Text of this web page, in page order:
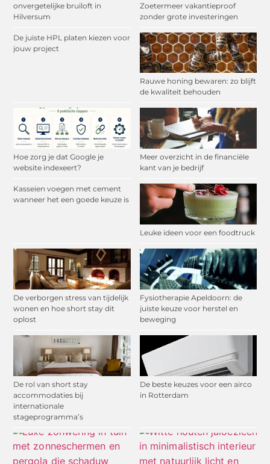
onvergetelijke bruiloft in
Hilversum
Zoetermeer vakantieproof
zonder grote investeringen
De juiste HPL platen kiezen voor
jouw project
Rauwe honing bewaren: zo blijft
de kwaliteit behouden
Hoe zorg je dat Google je
website indexeert?
Meer overzicht in de financiële
kant van je bedrijf
Kasseien voegen met cement
wanneer het een goede keuze is
Leuke ideen voor een foodtruck
De verborgen stress van tijdelijk
wonen en hoe short stay dit
oplost
Fysiotherapie Apeldoorn: de
juiste keuze voor herstel en
beweging
De rol van short stay
accommodaties bij
internationale
stageprogramma’s
De beste keuzes voor een airco
in Rotterdam